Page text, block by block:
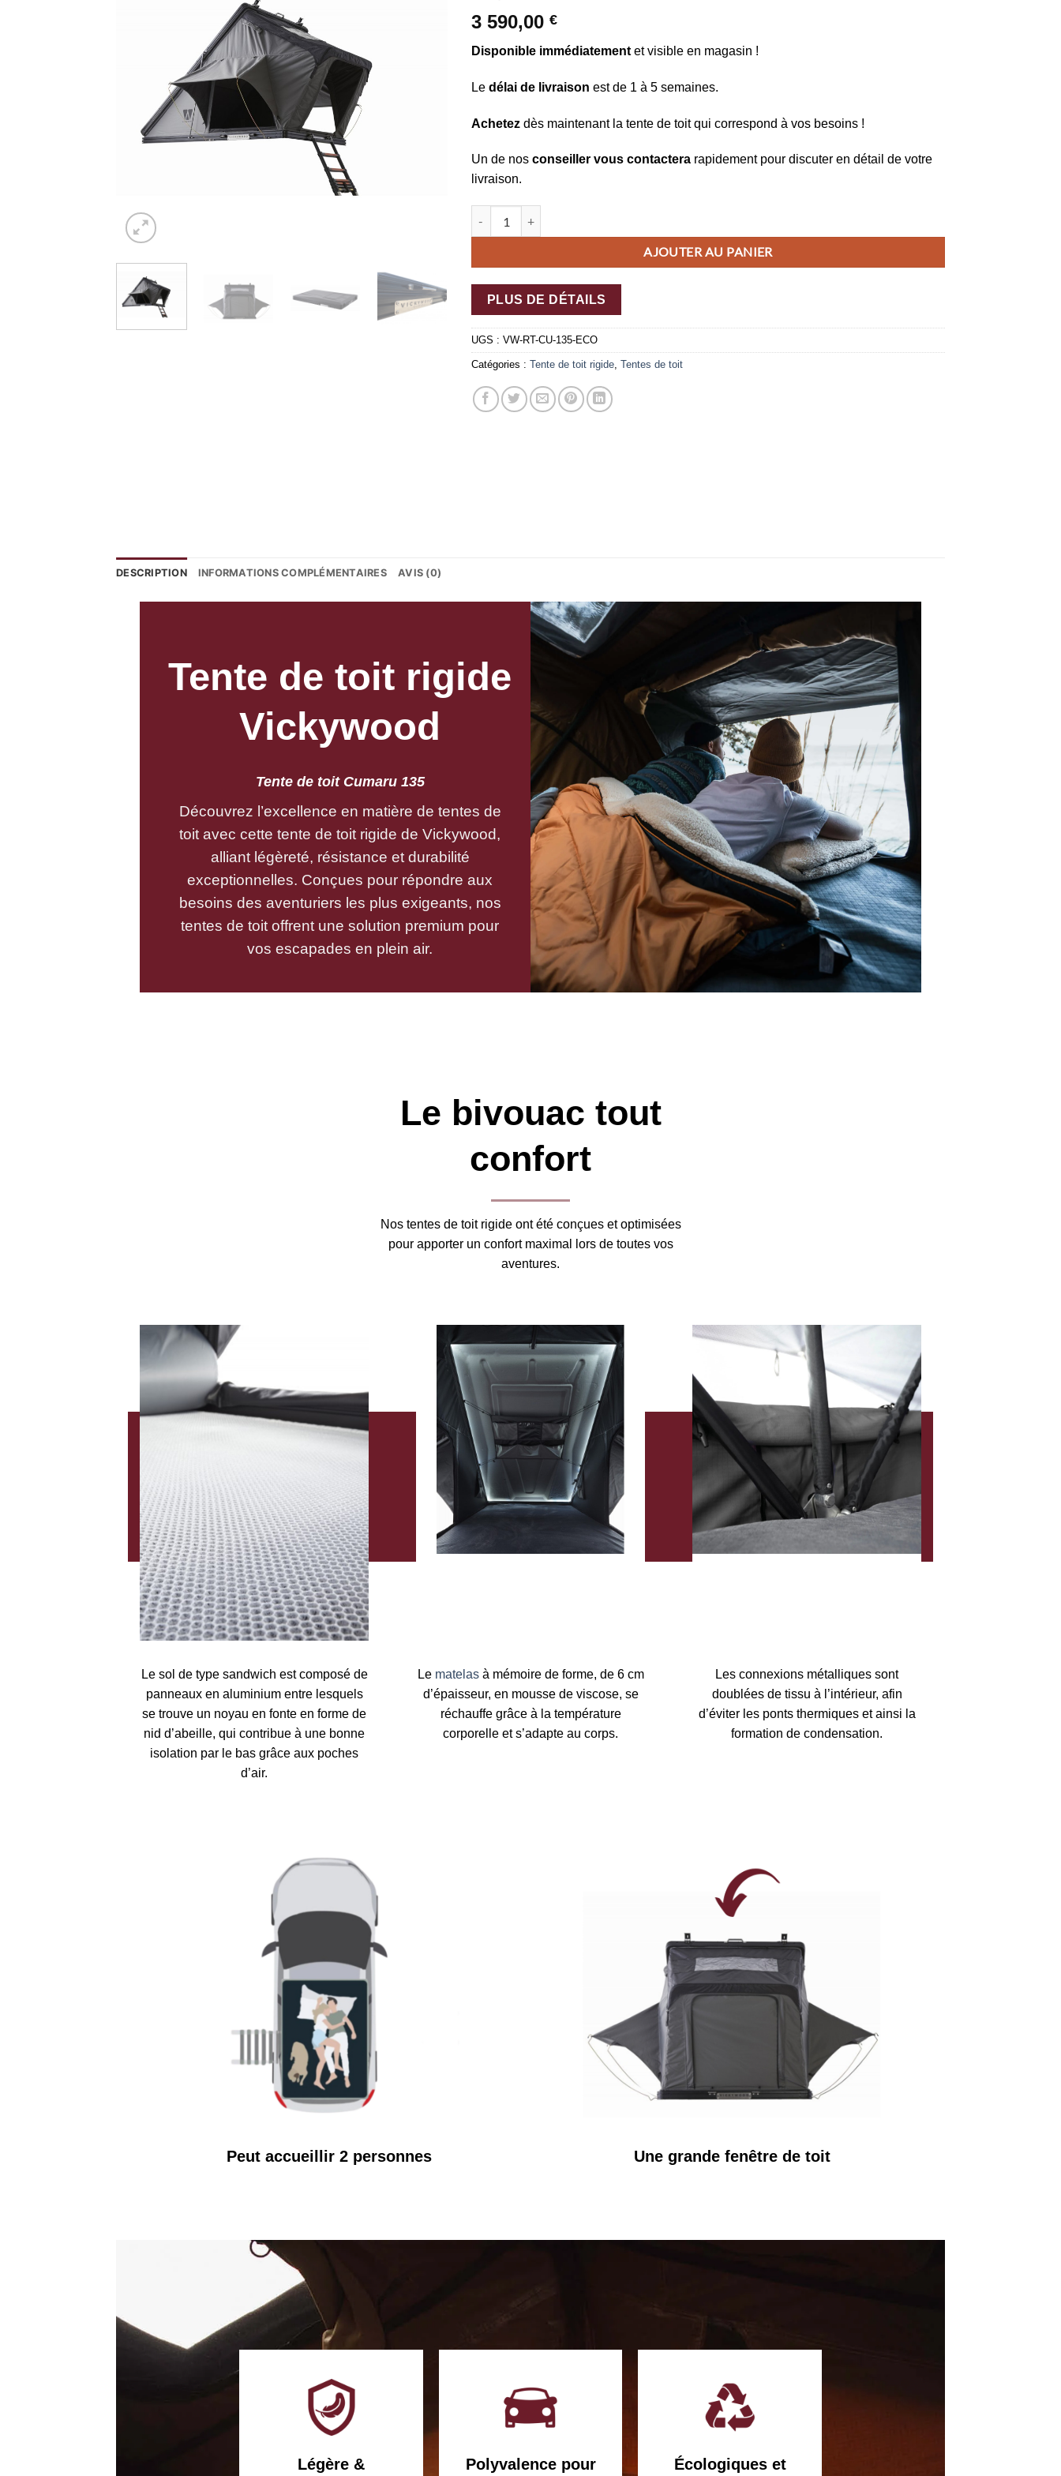
3 590,00€
Disponible immédiatementet visible en magasin !
Ledélai de livraisonest de 1 à 5 semaines.
Achetezdès maintenant la tente de toit qui correspond à vos besoins !
Un de nosconseiller vous contacterarapidement pour discuter en détail de votre
livraison.
AJOUTER AU PANIER
PLUS DE DÉTAILS
UGS : VW-RT-CU-135-ECO
Catégories : Tente de toit rigide, Tentes de toit
DESCRIPTION INFORMATIONS COMPLÉMENTAIRES AVIS (0)
Tente de toit rigide
Vickywood
Tente de toit Cumaru 135
Découvrez l’excellence en matière de tentes de
toit avec cette tente de toit rigide de Vickywood,
alliant légèreté, résistance et durabilité
exceptionnelles. Conçues pour répondre aux
besoins des aventuriers les plus exigeants, nos
tentes de toit offrent une solution premium pour
vos escapades en plein air.
Le bivouac tout
confort
Nos tentes de toit rigide ont été conçues et optimisées
pour apporter un confort maximal lors de toutes vos
aventures.
Le sol de type sandwich est composé de
panneaux en aluminium entre lesquels
se trouve un noyau en fonte en forme de
nid d’abeille, qui contribue à une bonne
isolation par le bas grâce aux poches
d’air.
Lematelasà mémoire de forme, de 6 cm
d’épaisseur, en mousse de viscose, se
réchauffe grâce à la température
corporelle et s’adapte au corps.
Les connexions métalliques sont
doublées de tissu à l’intérieur, afin
d’éviter les ponts thermiques et ainsi la
formation de condensation.
Peut accueillir 2 personnes Une grande fenêtre de toit
Légère & Polyvalence pour Écologiques et